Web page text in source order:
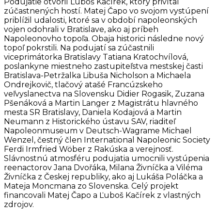
Podujatie otvoril Ľuboš Kačírek, ktorý privítal
zúčastnených hostí. Matej Čapo vo svojom vystúpení
priblížil udalosti, ktoré sa v období napoleonských
vojen odohrali v Bratislave, ako aj príbeh
Napoleonovho topoľa. Obaja historici následne nový
topoľ pokrstili. Na podujatí sa zúčastnili
viceprimátorka Bratislavy Tatiana Kratochvílová,
poslankyne miestneho zastupiteľstva mestskej časti
Bratislava-Petržalka Libuša Nicholson a Michaela
Ondrejkovič, tlačový atašé Francúzskeho
veľvyslanectva na Slovensku Didier Rogasik, Zuzana
Pšenáková a Martin Langer z Magistrátu hlavného
mesta SR Bratislavy, Daniela Kodajová a Martin
Neumann z Historického ústavu SAV, riaditeľ
Napoleonmuseum v Deutsch-Wagrame Michael
Wenzel, čestný člen International Napoleonic Society
Ferdi Irmfried Wöber z Rakúska a verejnosť.
Slávnostnú atmosféru podujatia umocnili vystúpenia
reenactorov Jana Dvořáka, Milana Živníčka a Viléma
Živníčka z Českej republiky, ako aj Lukáša Poláčka a
Mateja Moncmana zo Slovenska. Celý projekt
financovali Matej Čapo a Ľuboš Kačírek z vlastných
zdrojov.